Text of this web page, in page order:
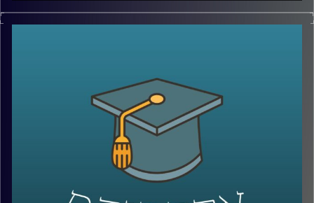
בפרק הקודם עשינו סדר במושגי היסוד, מה כוללת הרפורמה
המשפטית, מה היא בכלל פסקת ההתגברות, עילת הסבירות,
ובהונגריה ומה נקודות השוני והדמיון בינינו לבינםהיום נדבר
עוד על ביקורת שיפוטית, האם התזמון של פרסום פסק הדין
מפלג את העם?, נדבר על האג והאם מערכת המשפט שלנו
מגינה עלינו, במה כן המבקרים של מערכת המשפט צודקים
ואיך אפשר לתקן, למה לא מכנסים את הועידה למינוי שופטים,
למה הויכוח והמחאה סחפה כל כך הרבה אנשים ולבסוף נדבר
גם על לימודי משפטים; איך מתמודדים עם כניסת הבינה
המלאכותית והאם כדאי ללמוד משפטים כשהשוק כל כך רווי?